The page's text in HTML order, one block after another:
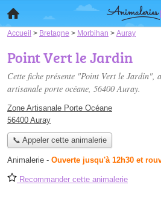
Accueil > Bretagne > Morbihan > Auray
Point Vert le Jardin
Cette fiche présente "Point Vert le Jardin",
artisanale porte océane, 56400 Auray.
Zone Artisanale Porte Océane
56400 Auray
📞 Appeler cette animalerie
Animalerie - Ouverte jusqu'à 12h30 et
Recommander cette animalerie